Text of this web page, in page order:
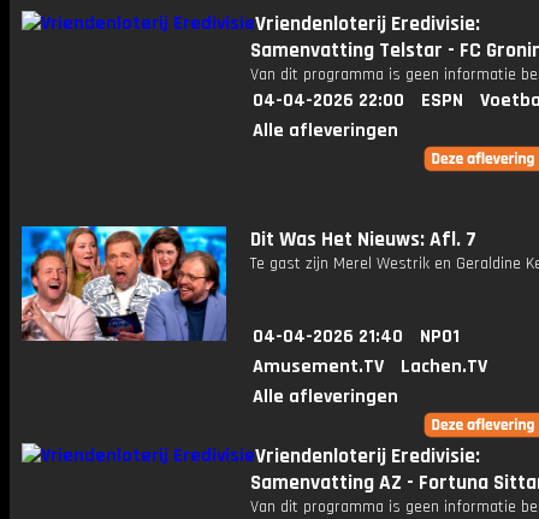
Vriendenloterij Eredivisie:
Samenvatting Telstar - FC
Van dit programma is geen informatie
04-04-2026 22:00 ESPN
Alle afleveringen
Dit Was Het Nieuws: Afl. 7
Te gast zijn Merel Westrik en Geraldine
04-04-2026 21:40
NPO1
Amusement.TV
Lachen.TV
Alle afleveringen
Vriendenloterij Eredivisie:
Samenvatting AZ - Fortuna
Van dit programma is geen informatie